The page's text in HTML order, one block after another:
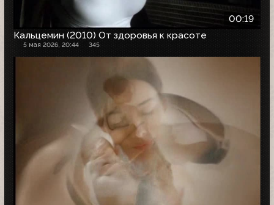
00:19
Кальцемин (2010) От здоровья к красоте
5 мая 2026, 20:44 345